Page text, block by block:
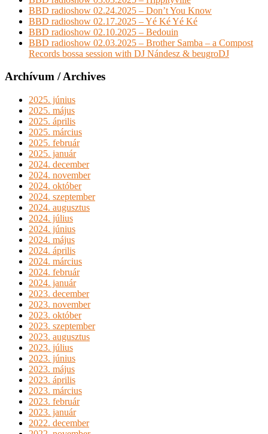
BBD radioshow 02.24.2025 – Don’t You Know
BBD radioshow 02.17.2025 – Yé Ké Yé Ké
BBD radioshow 02.10.2025 – Bedouin
BBD radioshow 02.03.2025 – Brother Samba – a Compost
Records bossa session with DJ Nándesz & beugroDJ
Archívum / Archives
2025. június
2025. május
2025. április
2025. március
2025. február
2025. január
2024. december
2024. november
2024. október
2024. szeptember
2024. augusztus
2024. július
2024. június
2024. május
2024. április
2024. március
2024. február
2024. január
2023. december
2023. november
2023. október
2023. szeptember
2023. augusztus
2023. július
2023. június
2023. május
2023. április
2023. március
2023. február
2023. január
2022. december